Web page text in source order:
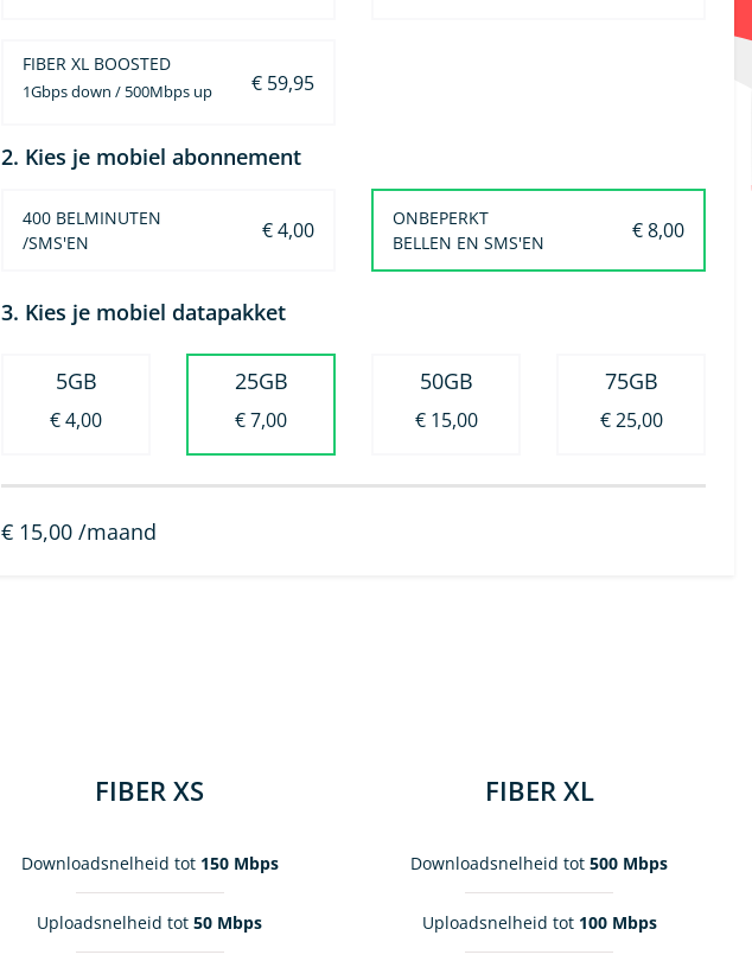
FIBER XL BOOSTED
1Gbps down / 500Mbps up € 59,95
2. Kies je mobiel abonnement
400 BELMINUTEN
/SMS'EN
€ 4,00
ONBEPERKT
BELLEN EN SMS'EN
€ 8,00
3. Kies je mobiel datapakket
5GB
€ 4,00
25GB
€ 7,00
50GB
€ 15,00
75GB
€ 25,00
€ 15,00 /maand
FIBER XS
Downloadsnelheid tot 150 Mbps
Uploadsnelheid tot50 Mbps
FIBER XL
Downloadsnelheid tot500 Mbps
Uploadsnelheid tot 100 Mbps